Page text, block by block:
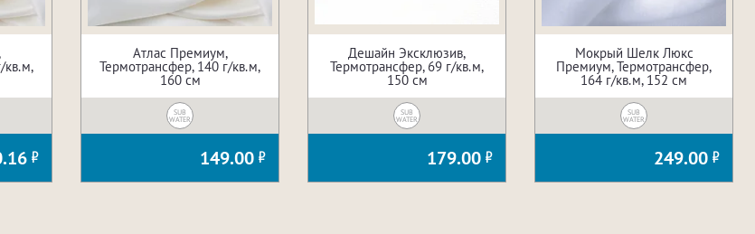
кв.м,
Атлас Премиум,
Термотрансфер, 140 г/кв.м,
160 см
SUB
WATER
149.00
Дешайн Эксклюзив,
Термотрансфер, 69 г/кв.м,
150 см
SUB
WATER
179.00
Мокрый Шелк Люкс
Премиум, Термотрансфер,
164 г/кв.м, 152 см
SUB
WATER
249.00